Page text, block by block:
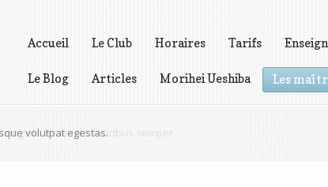
Accueil Le Club Horaires Tarifs
Le Blog Articles Morihei Ueshiba Les
volutpat egestas.